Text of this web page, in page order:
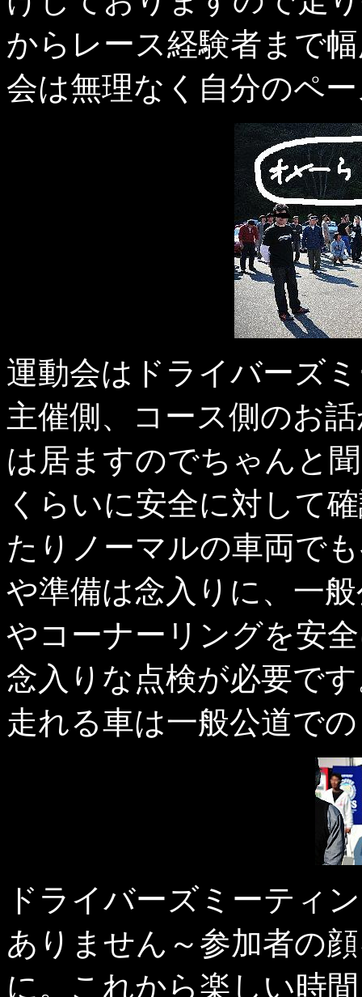
からレース経験者まで
会は無理なく自分のペ
運動会はドライバーズ
主催側、コース側のお
は居ますのでちゃんと
くらいに安全に対して
たりノーマルの車両で
や準備は念入りに、一
やコーナーリングを安
念入りな点検が必要で
走れる車は一般公道で
ドライバーズミーティ
ありません～参加者の
に。これから楽しい時